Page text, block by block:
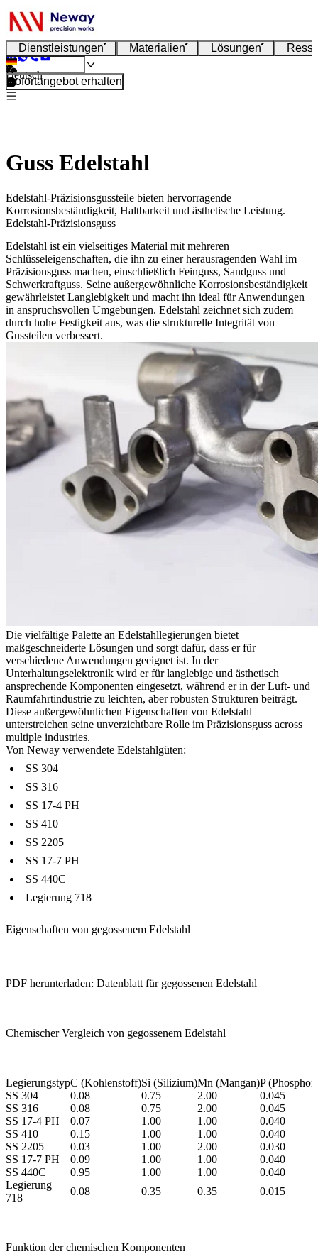
Dienstleistungen Materialien Lösungen
Deutsch
Sofortangebot erhalten
Guss Edelstahl
Edelstahl-Präzisionsgussteile bieten hervorragende
Korrosionsbeständigkeit, Haltbarkeit und ästhetische Leistung.
Edelstahl-Präzisionsguss
Edelstahl ist ein vielseitiges Material mit mehreren
Schlüsseleigenschaften, die ihn zu einer herausragenden Wahl im
Präzisionsguss machen, einschließlich Feinguss, Sandguss und
Schwerkraftguss. Seine außergewöhnliche Korrosionsbeständigkeit
gewährleistet Langlebigkeit und macht ihn ideal für Anwendungen
in anspruchsvollen Umgebungen. Edelstahl zeichnet sich zudem
durch hohe Festigkeit aus, was die strukturelle Integrität von
Gussteilen verbessert.
Die vielfältige Palette an Edelstahllegierungen bietet
maßgeschneiderte Lösungen und sorgt dafür, dass er für
verschiedene Anwendungen geeignet ist. In der
Unterhaltungselektronik wird er für langlebige und ästhetisch
ansprechende Komponenten eingesetzt, während er in der Luft- und
Raumfahrtindustrie zu leichten, aber robusten Strukturen beiträgt.
Diese außergewöhnlichen Eigenschaften von Edelstahl
unterstreichen seine unverzichtbare Rolle im Präzisionsguss across
multiple industries.
Von Neway verwendete Edelstahlgüten:
SS 304
SS 316
SS 17-4 PH
SS 410
SS 2205
SS 17-7 PH
SS 440C
Legierung 718
Eigenschaften von gegossenem Edelstahl
PDF herunterladen: Datenblatt für gegossenen Edelstahl
Chemischer Vergleich von gegossenem Edelstahl
LegierungstypC (Kohlenstoff)Si (Silizium)Mn (Mangan)P (Phosphor)
SS 304
0.08 0.75 2.00
0.045
SS 316
0.08 0.75 2.00
0.045
SS 17-4 PH
0.07 1.00 1.00
0.040
SS 410
0.15 1.00 1.00
0.040
SS 2205
0.03 1.00 2.00
0.030
SS 17-7 PH
0.09 1.00 1.00
0.040
SS 440C
0.95 1.00 1.00
0.040
Legierung
718
0.08 0.35 0.35 0.015
Funktion der chemischen Komponenten